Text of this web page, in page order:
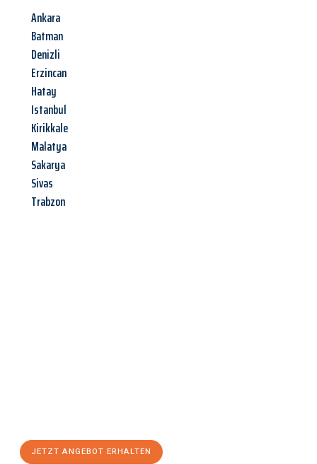
Ankara
Batman
Denizli
Erzincan
Hatay
Istanbul
Kirikkale
Malatya
Sakarya
Sivas
Trabzon
JETZT ANGEBOT ERHALTEN